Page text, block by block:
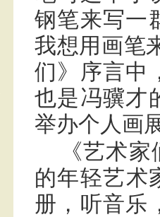
钢笔来写一
我想用画笔
们》序言中
也是冯骥才
举办个人画
《艺术
的年轻艺术
册，听音乐